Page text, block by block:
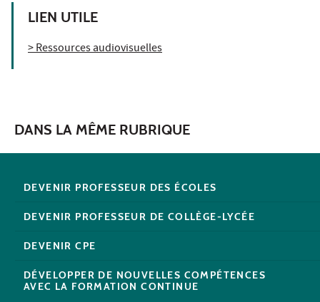
LIEN UTILE
> Ressources audiovisuelles
DANS LA MÊME RUBRIQUE
DEVENIR PROFESSEUR DES ÉCOLES
DEVENIR PROFESSEUR DE COLLÈGE-LYCÉE
DEVENIR CPE
DÉVELOPPER DE NOUVELLES COMPÉTENCES
AVEC LA FORMATION CONTINUE